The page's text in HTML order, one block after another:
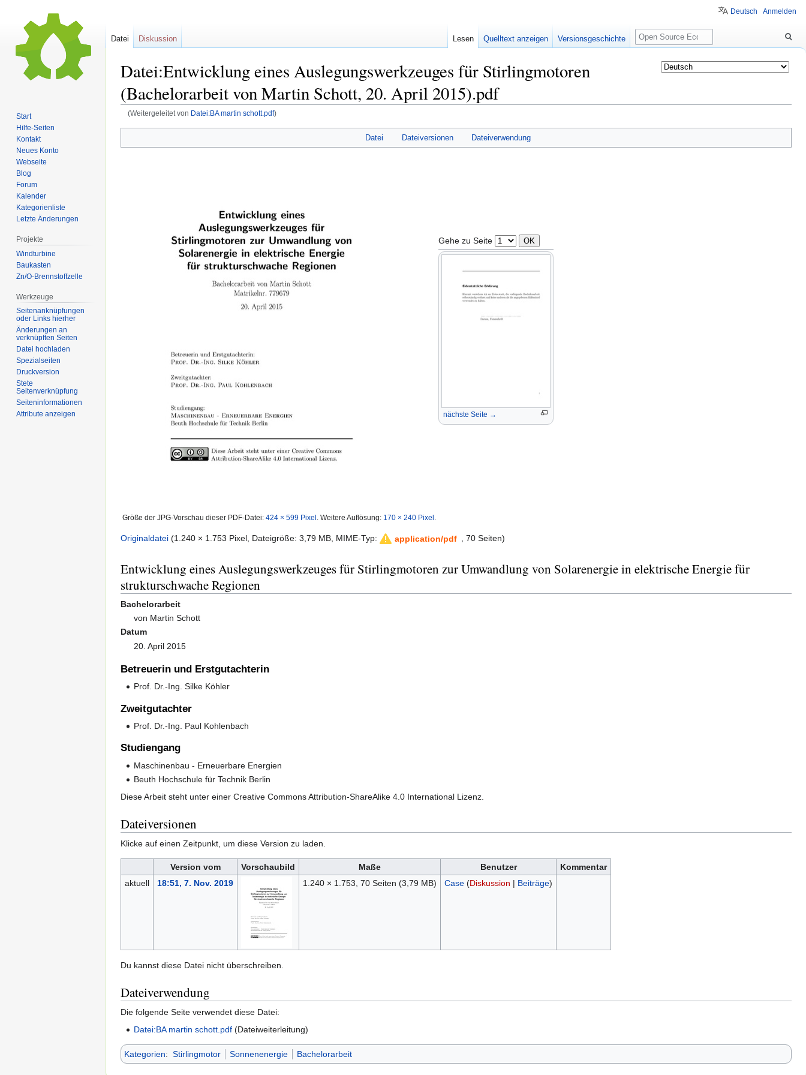
Datei:Entwicklung eines Auslegungswerkzeuges für Stirlingmotoren
(Bachelorarbeit von Martin Schott, 20. April 2015).pdf
(Weitergeleitet von Datei:BA martin schott.pdf)
Datei Dateiversionen Dateiverwendung
Größe der JPG-Vorschau dieser PDF-Datei: 424 × 599 Pixel Weitere Auflösung: 170 × 240 Pixel
Gehe zu Seite
nächste Seite →
Originaldatei (1.240 × 1.753 Pixel, Dateigröße: 3,79 MB, MIME-Typ: application/pdf , 70 Seiten)
Entwicklung eines Auslegungswerkzeuges für Stirlingmotoren zur Umwandlung von Solarenergie in elektrische Energie für
strukturschwache Regionen
Bachelorarbeit
von Martin Schott
Datum
20. April 2015
Betreuerin und Erstgutachterin
Prof. Dr.-Ing. Silke Köhler
Zweitgutachter
Prof. Dr.-Ing. Paul Kohlenbach
Studiengang
Maschinenbau - Erneuerbare Energien
Beuth Hochschule für Technik Berlin
Diese Arbeit steht unter einer Creative Commons Attribution-ShareAlike 4.0 International Lizenz.
Dateiversionen
Klicke auf einen Zeitpunkt, um diese Version zu laden.
Version vom Vorschaubild Maße Benutzer
Kommentar
aktuell
18:51, 7. Nov. 2019 1.240 × 1.753, 70 Seiten (3,79 MB) Case (Diskussion | Beiträge)
Du kannst diese Datei nicht überschreiben.
Dateiverwendung
Die folgende Seite verwendet diese Datei:
Datei:BA martin schott.pdf (Dateiweiterleitung)
Kategorien: Stirlingmotor Sonnenenergie Bachelorarbeit
Deutsch Anmelden
Datei Diskussion Lesen Quelltext anzeigen Versionsgeschichte
Suche
Start
Hilfe-Seiten
Kontakt
Neues Konto
Webseite
Blog
Forum
Kalender
Kategorienliste
Letzte Änderungen
Projekte
Windturbine
Baukasten
Zn/O-Brennstoffzelle
Werkzeuge
Seitenanknüpfungen
oder Links hierher
Änderungen an
verknüpften Seiten
Datei hochladen
Spezialseiten
Druckversion
Stete
Seitenverknüpfung
Seiten­informationen
Attribute anzeigen